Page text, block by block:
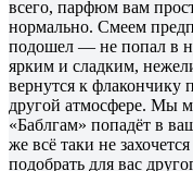
всего, парфюм вам
нормально. Смеем
подошел — не попал в
ярким и сладким,
вернутся к флакончику
другой атмосфере. Мы
«Баблгам» попадёт в
же всё таки не
подобрать для вас